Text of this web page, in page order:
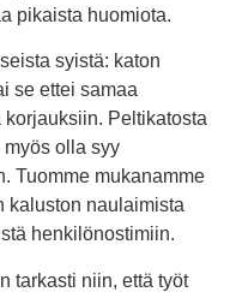
pikaista huomiota.
syistä: katon
se ettei samaa
Peltikatosta
olla syy
Tuomme mukanamme
kaluston naulaimista
henkilönostimiin.
tarkasti niin, että työt